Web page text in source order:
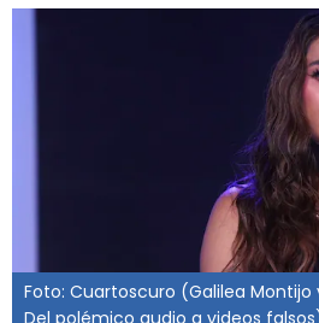
Foto: Cuartoscuro (Galilea
Del polémico audio a videos